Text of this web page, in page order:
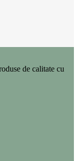
de calitate cu